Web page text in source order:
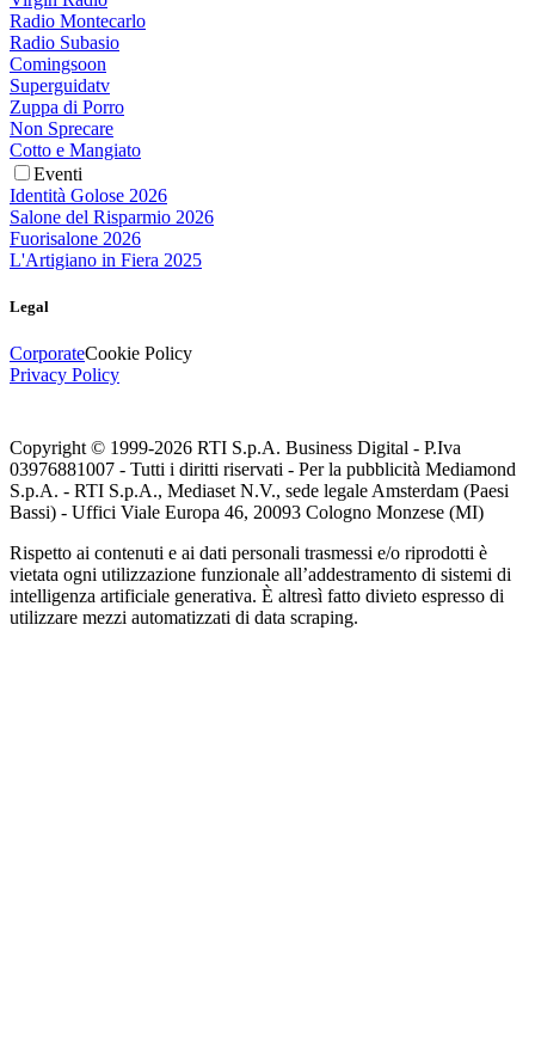
Radio Montecarlo
Radio Subasio
Comingsoon
Superguidatv
Zuppa di Porro
Non Sprecare
Cotto e Mangiato
Eventi
Identità Golose 2026
Salone del Risparmio 2026
Fuorisalone 2026
L'Artigiano in Fiera 2025
Legal
CorporateCookie Policy
Privacy Policy
Copyright © 1999-2026 RTI S.p.A. Business Digital - P.Iva
03976881007 - Tutti i diritti riservati - Per la pubblicità Mediamond
S.p.A. - RTI S.p.A., Mediaset N.V., sede legale Amsterdam (Paesi
Bassi) - Uffici Viale Europa 46, 20093 Cologno Monzese (MI)
Rispetto ai contenuti e ai dati personali trasmessi e/o riprodotti è
vietata ogni utilizzazione funzionale all’addestramento di sistemi di
intelligenza artificiale generativa. È altresì fatto divieto espresso di
utilizzare mezzi automatizzati di data scraping.